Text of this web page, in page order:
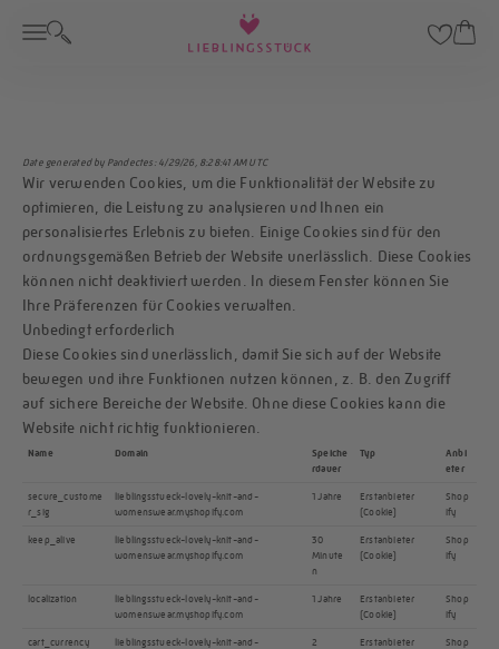
MenüSuche LIEBLINGSSTÜCK
Date generated by Pandectes : 4/29/26, 8:28:41 AM UTC
Wir verwenden Cookies, um die Funktionalität der Website zu
optimieren, die Leistung zu analysieren und Ihnen ein
personalisiertes Erlebnis zu bieten. Einige Cookies sind für den
ordnungsgemäßen Betrieb der Website unerlässlich. Diese Cookies
können nicht deaktiviert werden. In diesem Fenster können Sie
Ihre Präferenzen für Cookies verwalten.
Unbedingt erforderlich
Diese Cookies sind unerlässlich, damit Sie sich auf der Website
bewegen und ihre Funktionen nutzen können, z. B. den Zugriff
auf sichere Bereiche der Website. Ohne diese Cookies kann die
Website nicht richtig funktionieren.
Name Domain
Speiche
rdauer
Typ
Anbi
eter
secure_custome
r_sig
lieblingsstueck-lovely-knit-and-
womenswear.myshopify.com
1 Jahre
Erstanbieter
(Cookie)
Shop
ify
keep_alive
lieblingsstueck-lovely-knit-and-
womenswear.myshopify.com
30
Minute
n
Erstanbieter
(Cookie)
Shop
ify
localization
lieblingsstueck-lovely-knit-and-
womenswear.myshopify.com
1 Jahre
Erstanbieter
(Cookie)
Shop
ify
cart_currency
lieblingsstueck-lovely-knit-and-
2
Erstanbieter
Shop